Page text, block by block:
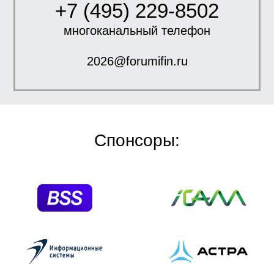
+7 (495) 229-8502
многоканальный телефон
2026@forumifin.ru
Спонсоры: